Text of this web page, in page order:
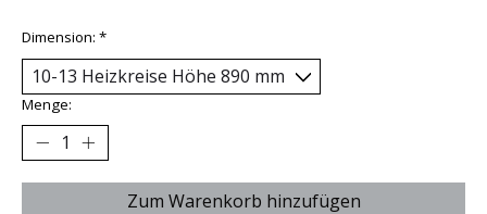
Dimension: *
Menge:
Zum Warenkorb hinzufügen